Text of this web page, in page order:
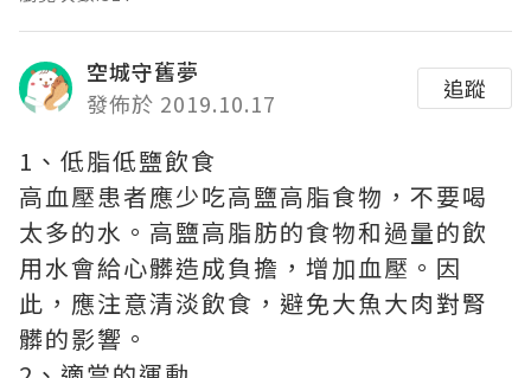
空城守舊夢
發佈於 2019.10.17
追蹤
1、低脂低鹽飲食
高血壓患者應少吃高鹽高脂食物，不要喝
太多的水。高鹽高脂肪的食物和過量的飲
用水會給心髒造成負擔，增加血壓。因
此，應注意清淡飲食，避免大魚大肉對腎
髒的影響。